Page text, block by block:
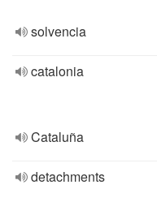
solvencia
catalonia
Cataluña
detachments